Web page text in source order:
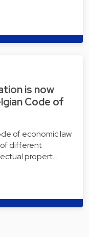
is now
Code of
of economic law
different
propert…